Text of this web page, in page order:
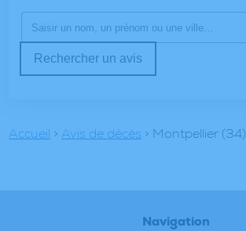
Rechercher un avis
Accueil > Avis de décès > Montpellier (34)
Navigation